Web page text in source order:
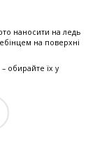
наносити на ледь
на поверхні
обирайте їх у